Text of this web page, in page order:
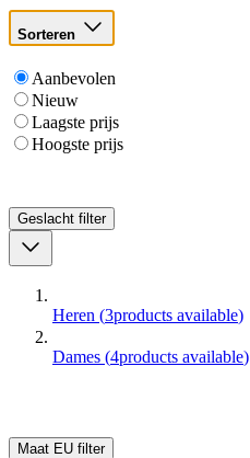
Sorteren
Aanbevolen
Nieuw
Laagste prijs
Hoogste prijs
Geslacht filter
Heren (3products available)
Dames (4products available)
Maat EU filter